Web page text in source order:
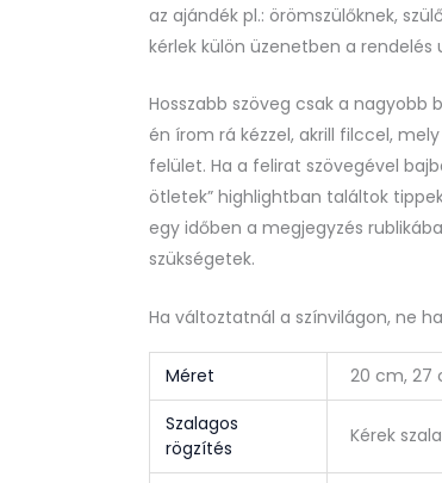
az ajándék pl.: örömszülőknek,
kérlek külön üzenetben a
Hosszabb szöveg csak a
én írom rá kézzel, akrill filccel,
felület. Ha a felirat szövegével
ötletek” highlightban találtok
egy időben a megjegyzés
szükségetek.
Ha változtatnál a színvilágon, ne
Méret
20 cm, 27
Szalagos
rögzítés
Kérek